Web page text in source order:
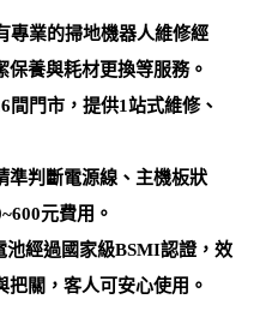
專業的掃地機器人維修經
養與耗材更換等服務。
間門市，提供1站式維修、
準判斷電源線、主機板狀
元費用 。
經過國家級BSMI認證，效
把關，客人可安心使用。